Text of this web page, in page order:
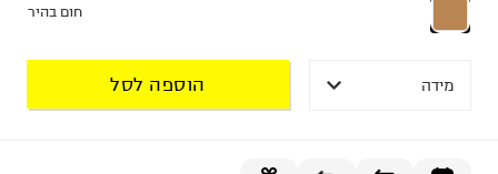
חום בהיר
מידה הוספה לסל